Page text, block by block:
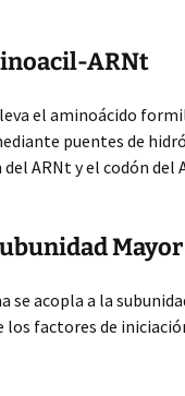
ARNt
el aminoácido
puentes de
ARNt y el codón del
Mayor
se acopla a la
factores de